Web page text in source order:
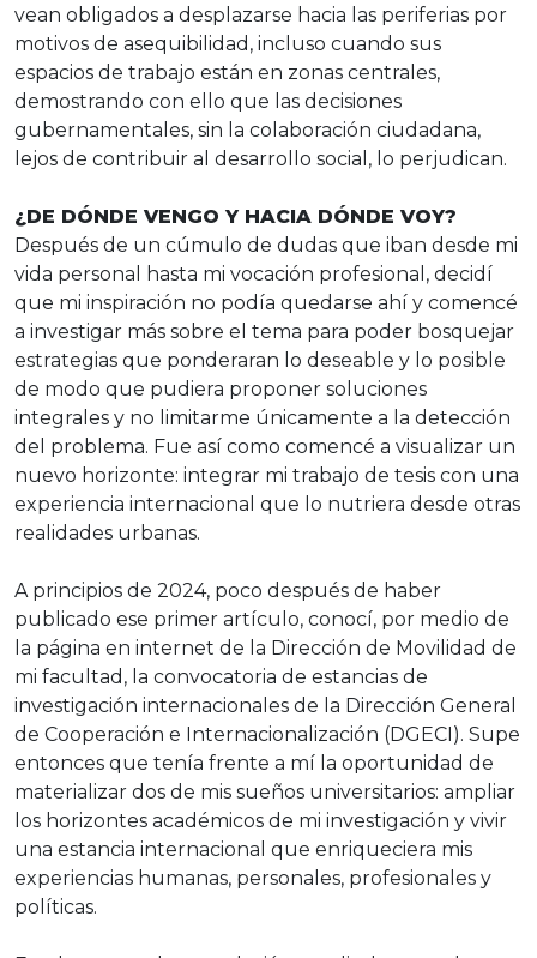
vean obligados a desplazarse hacia las periferias por
motivos de asequibilidad, incluso cuando sus
espacios de trabajo están en zonas centrales,
demostrando con ello que las decisiones
gubernamentales, sin la colaboración ciudadana,
lejos de contribuir al desarrollo social, lo perjudican.
¿DE DÓNDE VENGO Y HACIA DÓNDE VOY?
Después de un cúmulo de dudas que iban desde mi
vida personal hasta mi vocación profesional, decidí
que mi inspiración no podía quedarse ahí y comencé
a investigar más sobre el tema para poder bosquejar
estrategias que ponderaran lo deseable y lo posible
de modo que pudiera proponer soluciones
integrales y no limitarme únicamente a la detección
del problema. Fue así como comencé a visualizar un
nuevo horizonte: integrar mi trabajo de tesis con una
experiencia internacional que lo nutriera desde otras
realidades urbanas.
A principios de 2024, poco después de haber
publicado ese primer artículo, conocí, por medio de
la página en internet de la Dirección de Movilidad de
mi facultad, la convocatoria de estancias de
investigación internacionales de la Dirección General
de Cooperación e Internacionalización (DGECI). Supe
entonces que tenía frente a mí la oportunidad de
materializar dos de mis sueños universitarios: ampliar
los horizontes académicos de mi investigación y vivir
una estancia internacional que enriqueciera mis
experiencias humanas, personales, profesionales y
políticas.